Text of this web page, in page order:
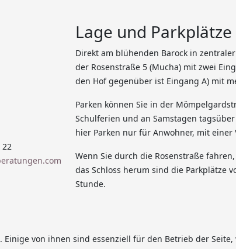
22
Lage und Parkplätze
Direkt am blühenden Barock in
der Rosenstraße 5 (Mucha) mit zwei
den Hof gegenüber ist Eingang A) mit
Parken können Sie in der
Schulferien und an Samstagen
hier Parken nur für Anwohner, mit
Wenn Sie durch die Rosenstraße
das Schloss herum sind die Parkplätze
Stunde.
Einige von ihnen sind essenziell für den Betrieb der